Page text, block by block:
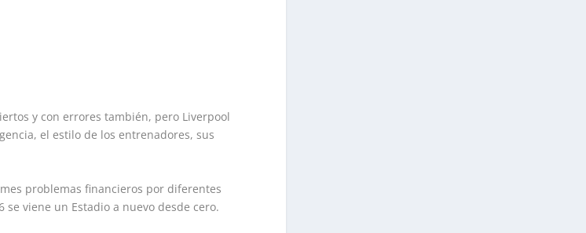
y con errores también, pero Liverpool
el estilo de los entrenadores, sus
problemas financieros por diferentes
viene un Estadio a nuevo desde cero.